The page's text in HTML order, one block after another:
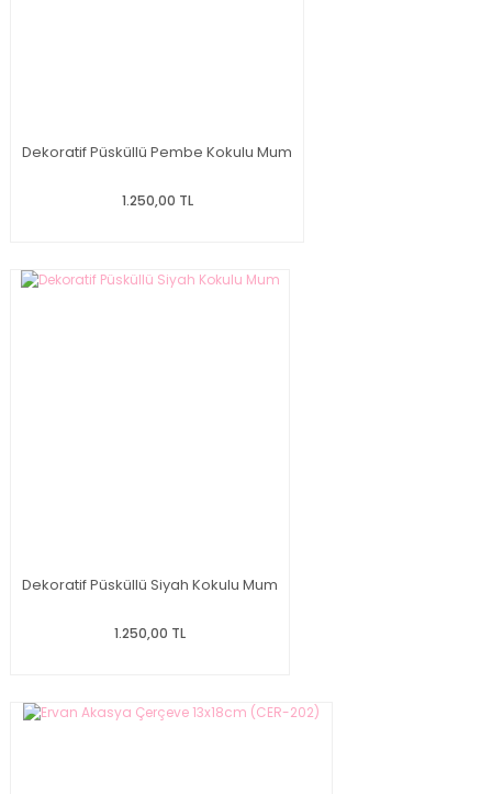
Dekoratif Püsküllü Pembe Kokulu Mum
1.250,00 TL
Dekoratif Püsküllü Siyah Kokulu Mum
1.250,00 TL